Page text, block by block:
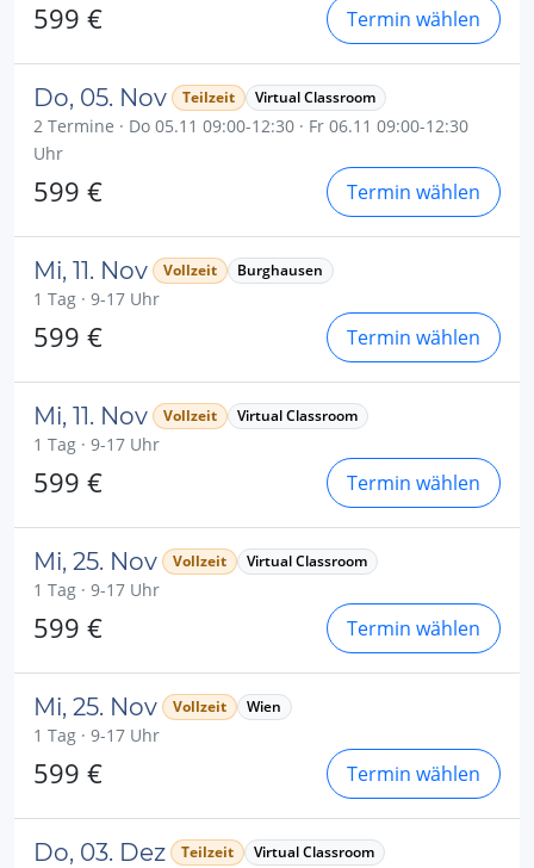
599 € Termin wählen
Do, 05. Nov Teilzeit Virtual Classroom
2 Termine · Do 05.11 09:00-12:30 · Fr 06.11 09:00-12:30
Uhr
599 € Termin wählen
Mi, 11. Nov Vollzeit Burghausen
1 Tag · 9-17 Uhr
599 € Termin wählen
Mi, 11. Nov Vollzeit Virtual Classroom
1 Tag · 9-17 Uhr
599 € Termin wählen
Mi, 25. Nov Vollzeit Virtual Classroom
1 Tag · 9-17 Uhr
599 € Termin wählen
Mi, 25. Nov Vollzeit Wien
1 Tag · 9-17 Uhr
599 € Termin wählen
Do, 03. Dez Teilzeit Virtual Classroom